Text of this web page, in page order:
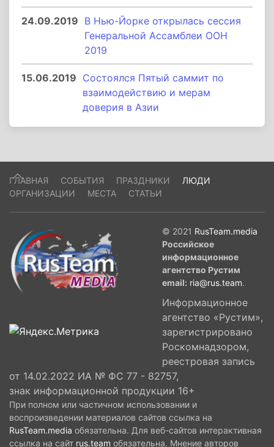
24.09.2019 В Нью-Йорке открылась сессия
Генеральной Ассамблеи ООН
2019
15.06.2019 Состоялся Пятый саммит по
взаимодействию и мерам
доверия в Азии
ГЛАВНАЯ СОБЫТИЯ ПРАЗДНИКИ
ЛЮДИ
ОРГАНИЗАЦИИ
МЕСТА СТАТЬИ
© 2021 RusTeam.media
Российское
информационное
агентство Рустим
email: ria@rus.team.
Информационное
агентство «Рустим»,
зарегистрировано
Роскомнадзором,
реестровая запись
от 14.02.2022 ИА № ФС 77 - 82757,
знак информационной продукции 16+
При полном или частичном использовании и
воспроизведении материалов сайтов ссылка на
RusTeam.media обязательна. Для веб-сайтов интерактивная
ссылка на сайт rus.team обязательна. Мнение авторов